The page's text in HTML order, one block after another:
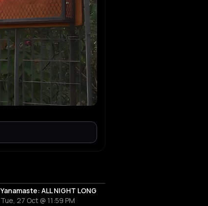
Yanamaste: ALL NIGHT LONG
Tue, 27 Oct @ 11:59 PM